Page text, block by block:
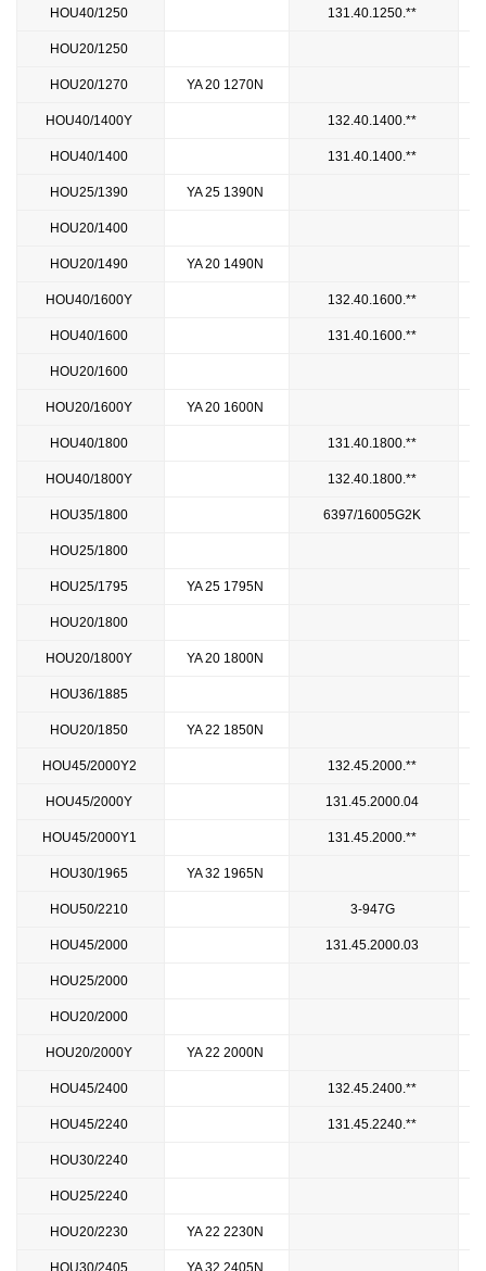
HOU40/1250 131.40.1250.**
HOU20/1250
HOU20/1270 YA 20 1270N
HOU40/1400Y 132.40.1400.**
HOU40/1400 131.40.1400.**
HOU25/1390 YA 25 1390N
HOU20/1400
HOU20/1490 YA 20 1490N
HOU40/1600Y 132.40.1600.**
HOU40/1600 131.40.1600.**
HOU20/1600
HOU20/1600Y YA 20 1600N
HOU40/1800 131.40.1800.**
HOU40/1800Y 132.40.1800.**
HOU35/1800 6397/16005G2K
HOU25/1800
HOU25/1795 YA 25 1795N
HOU20/1800
HOU20/1800Y YA 20 1800N
HOU36/1885
HOU20/1850 YA 22 1850N
HOU45/2000Y2 132.45.2000.**
HOU45/2000Y 131.45.2000.04
HOU45/2000Y1 131.45.2000.**
HOU30/1965 YA 32 1965N
HOU50/2210 3-947G
HOU45/2000 131.45.2000.03
HOU25/2000
HOU20/2000
HOU20/2000Y YA 22 2000N
HOU45/2400 132.45.2400.**
HOU45/2240 131.45.2240.**
HOU30/2240
HOU25/2240
HOU20/2230 YA 22 2230N
HOU30/2405 YA 32 2405N